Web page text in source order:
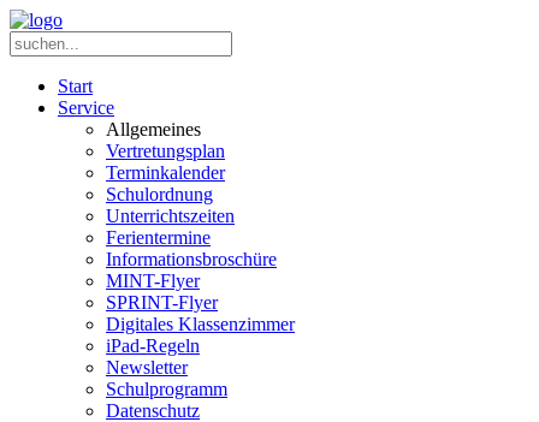
Start
Service
Allgemeines
Vertretungsplan
Terminkalender
Schulordnung
Unterrichtszeiten
Ferientermine
Informationsbroschüre
MINT-Flyer
SPRINT-Flyer
Digitales Klassenzimmer
iPad-Regeln
Newsletter
Schulprogramm
Datenschutz